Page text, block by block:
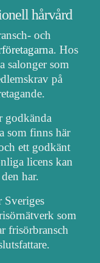
hårvård
och
. Hos
salonger som
på
godkända
som finns här
ett godkänt
licens kan
har.
Sveriges
som
frisörbransch